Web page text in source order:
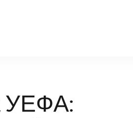
УЕФА: